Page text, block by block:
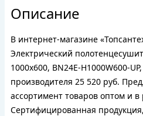
Описание
В интернет-магазине
Электрический
1000x600, BN24E-H1000W600-
производителя 25 520 руб.
ассортимент товаров оптом и в
Сертифицированная